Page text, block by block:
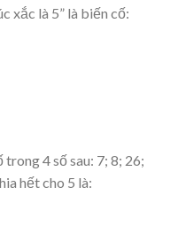
xắc là 5” là biến cố:
trong 4 số sau: 7; 8; 26;
hết cho 5 là: